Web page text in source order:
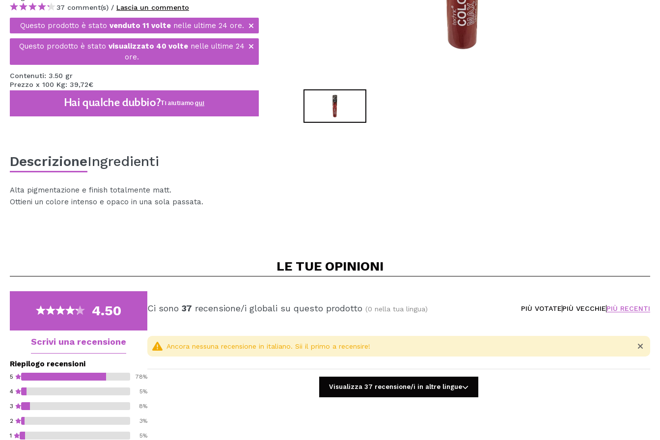
MAQUIFARMA
KOREA ZONE
TRAVEL SIZE
NATURE
SPECIALE
PROSSIMAMENTE
CREARE UN ACCOUNT
37 comment(s) / Lascia un commento
Questo prodotto è stato venduto 11 voltenelle ultime 24 ore.
Questo prodotto è stato visualizzato 40 volte nelle ultime 24
ore.
Contenuti: 3.50 gr
Prezzo x 100 Kg: 39,72€
Hai qualche dubbio?Ti aiutiamoqui
DescrizioneIngredienti
Alta pigmentazione e finish totalmente matt.
Ottieni un colore intenso e opaco in una sola passata.
LE TUE OPINIONI
4.50
Scrivi una recensione
Riepilogo recensioni
5 78%
4 5%
3 8%
2 3%
1 5%
Ci sono 37 recensione/i globali su questo prodotto (0 nella tua lingua) PIÙ VOTATEPIÙ VECCHIEPIÙ RECENTI
Ancora nessuna recensione in italiano. Sii il primo a recensire!
Visualizza 37 recensione/i in altre lingue